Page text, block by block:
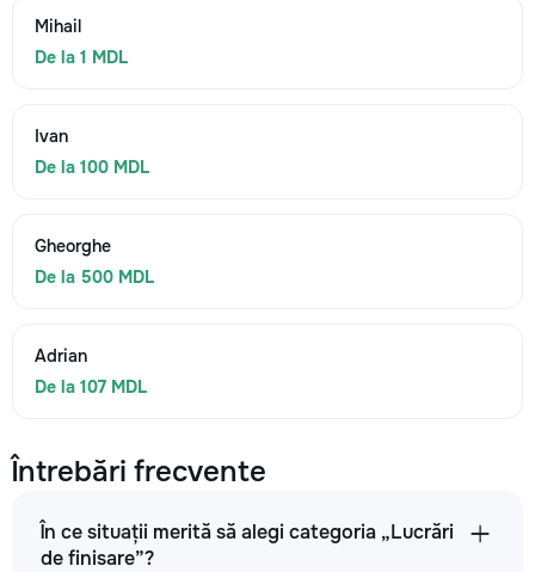
Mihail
De la 1 MDL
Ivan
De la 100 MDL
Gheorghe
De la 500 MDL
Adrian
De la 107 MDL
Întrebări frecvente
În ce situații merită să alegi categoria „Lucrări
de finisare”?